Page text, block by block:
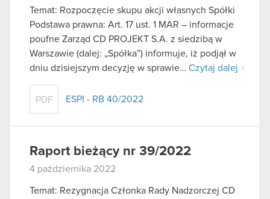
Temat: Rozpoczęcie skupu akcji własnych Spółki
Podstawa prawna: Art. 17 ust. 1 MAR – informacje
poufne Zarząd CD PROJEKT S.A. z siedzibą w
Warszawie (dalej: „Spółka”) informuje, iż podjął w
dniu dzisiejszym decyzję w sprawie… Czytaj dalej
PDF ESPI - RB 40/2022
Raport bieżący nr 39/2022
4 października 2022
Temat: Rezygnacja Członka Rady Nadzorczej CD